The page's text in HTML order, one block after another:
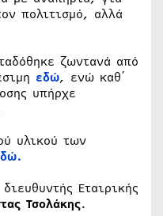
πολιτισμό, αλλά
ζωντανά από
εδώ, ενώ καθ΄
υπήρχε
υλικού των
Εταιρικής
Τσολάκης.